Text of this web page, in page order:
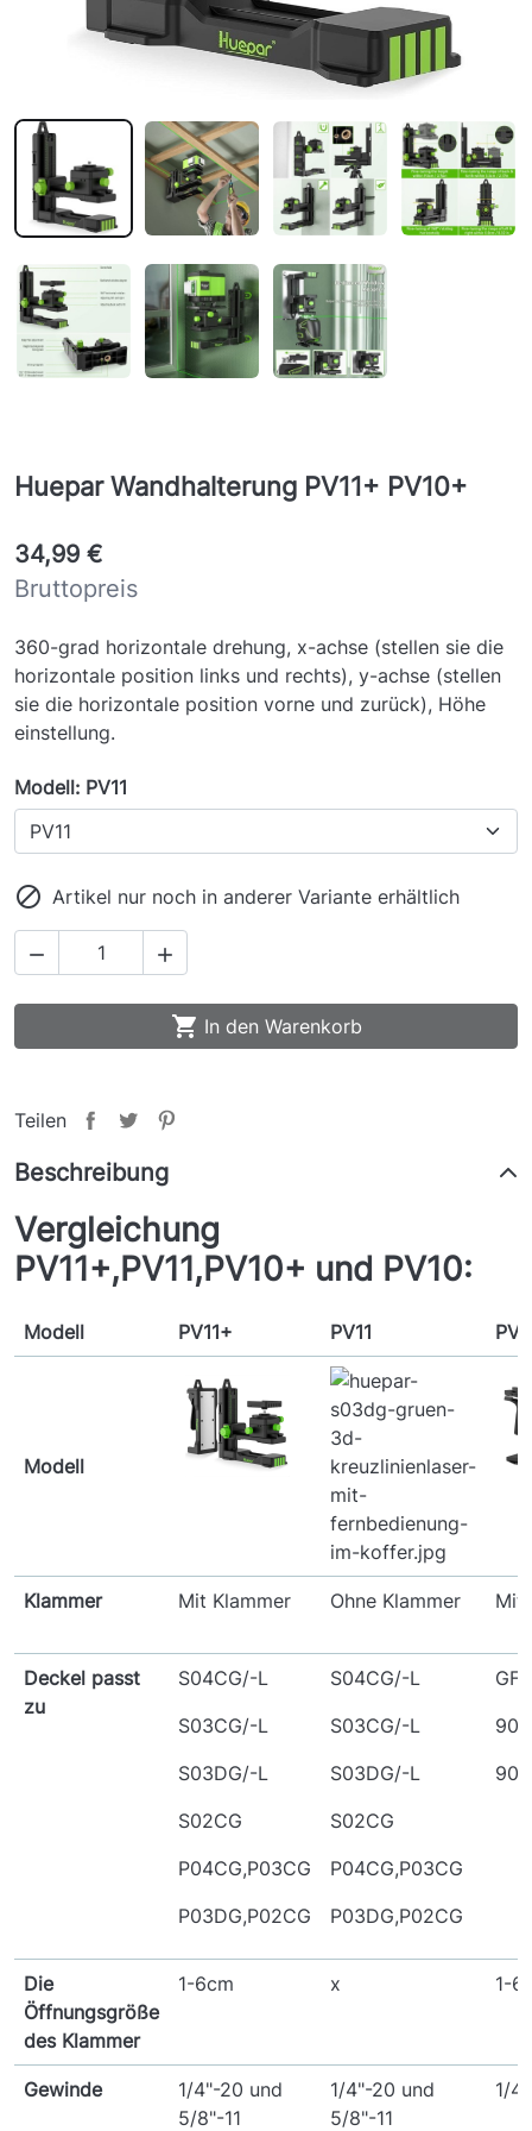
Huepar Wandhalterung PV11+ PV10+
34,99 €
Bruttopreis
360-grad horizontale drehung, x-achse (stellen sie die
horizontale position links und rechts), y-achse (stellen
sie die horizontale position vorne und zurück), Höhe
einstellung.
Modell: PV11
 Artikel nur noch in anderer Variante erhältlich
 
 In den Warenkorb
Teilen
Beschreibung
Vergleichung
PV11+,PV11,PV10+ und PV10:
Modell PV11+ PV11
Modell
Klammer Mit Klammer Ohne Klammer Mit
Deckel passt
zu
S04CG/-L
S03CG/-L
S03DG/-L
S02CG
P04CG,P03CG
P03DG,P02CG
S04CG/-L
S03CG/-L
S03DG/-L
S02CG
P04CG,P03CG
P03DG,P02CG
Die
Öffnungsgröße
des Klammer
1-6cm x 1-
Gewinde
1/4"-20 und
5/8"-11
1/4"-20 und
5/8"-11
1/